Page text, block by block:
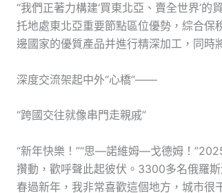
“我們正著力構建‘買東北亞、賣全世界’
托地處東北亞重要節點區位優勢，綜合保
邊國家的優質產品并進行精深加工，同時
深度交流架起中外“心橋”——
“跨國交往就像串門走親戚”
“新年快樂！”“思—諾維姆—戈德姆！
攢動，歡呼聲此起彼伏。3300多名俄羅
春過新年，我非常喜歡這個地方，城市